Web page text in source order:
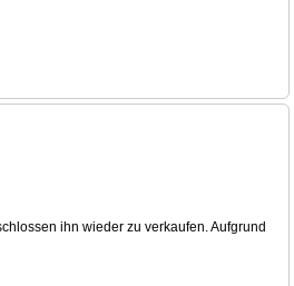
ihn wieder zu verkaufen. Aufgrund